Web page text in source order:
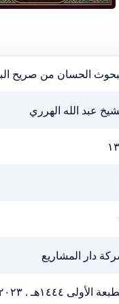
الحسان من صريح
عبد الله الهرري
دار المشاريع
الأولى ١٤٤٤هـ . ٢٠٢٣ر